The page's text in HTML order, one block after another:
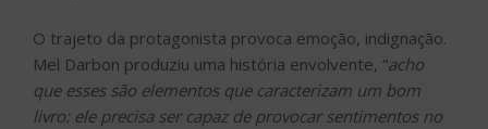
O trajeto da protagonista provoca emoção, indignação.
Mel Darbon produziu uma história envolvente, “acho
que esses são elementos que caracterizam um bom
livro: ele precisa ser capaz de provocar sentimentos no